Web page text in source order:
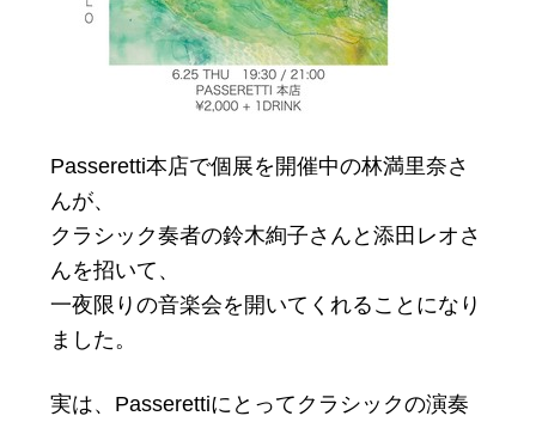
Passeretti本店で個展を開催中の林満里奈さ
んが、
クラシック奏者の鈴木絢子さんと添田レオさ
んを招いて、
一夜限りの音楽会を開いてくれることになり
ました。
実は、Passerettiにとってクラシックの演奏